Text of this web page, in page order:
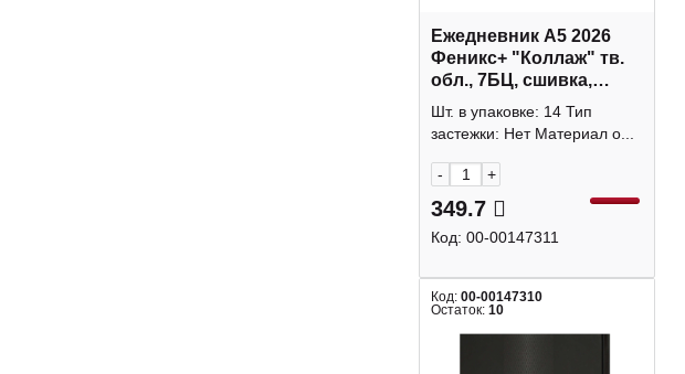
Ежедневник А5 2026
Феникс+ "Коллаж" тв.
обл., 7БЦ, сшивка,
рисунок 71534
Шт. в упаковке: 14 Тип
застежки: Нет Материал о...
- +
349.7
Код: 00-00147311
Код: 00-00147310
Остаток: 10